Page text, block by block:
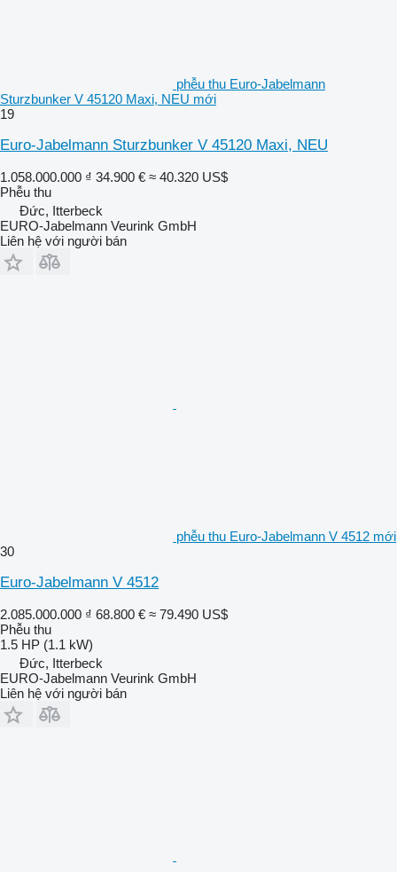
phễu thu Euro-Jabelmann
Sturzbunker V 45120 Maxi, NEU mới
19
Euro-Jabelmann Sturzbunker V 45120 Maxi, NEU
1.058.000.000 ₫ 34.900 € ≈ 40.320 US$
Phễu thu
Đức, Itterbeck
EURO-Jabelmann Veurink GmbH
Liên hệ với người bán
phễu thu Euro-Jabelmann V 4512 mới
30
Euro-Jabelmann V 4512
2.085.000.000 ₫ 68.800 € ≈ 79.490 US$
Phễu thu
1.5 HP (1.1 kW)
Đức, Itterbeck
EURO-Jabelmann Veurink GmbH
Liên hệ với người bán